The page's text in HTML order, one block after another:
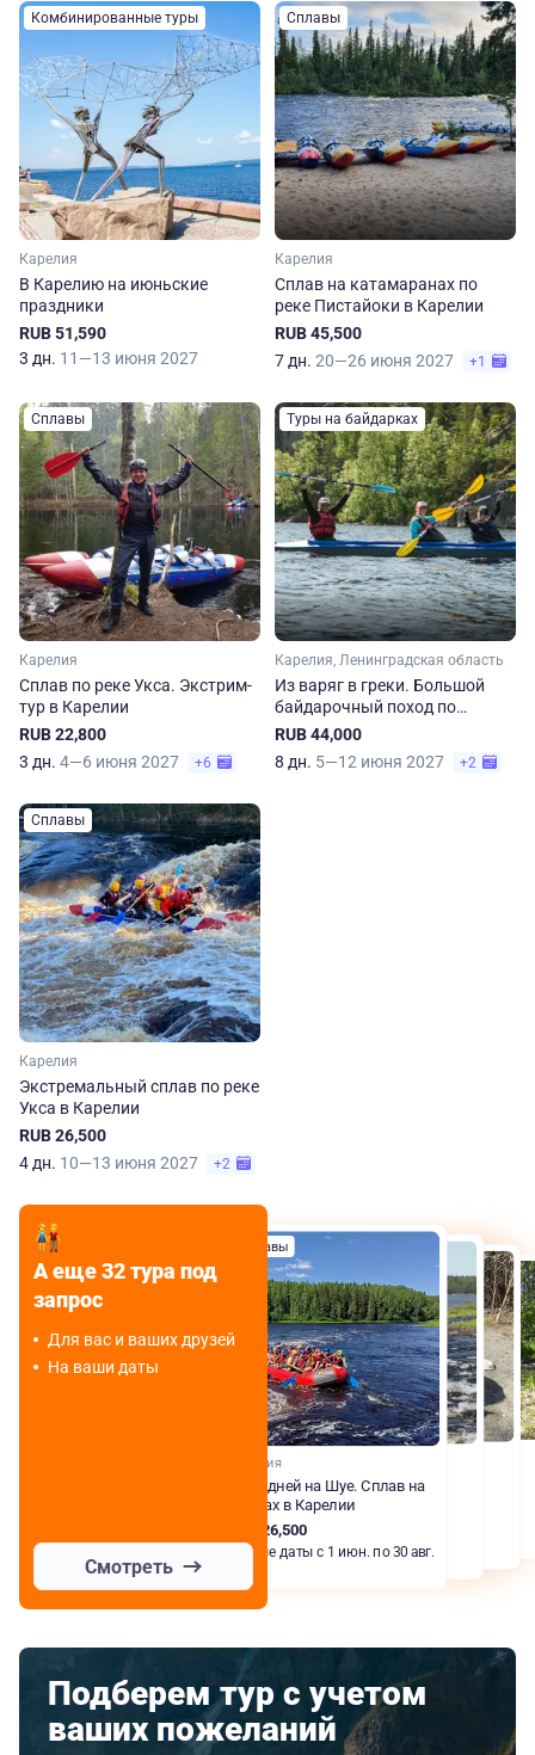
Комбинированные туры
Карелия
В Карелию на июньские
праздники
RUB 51,590
3 дн. 11—13 июня 2027
Сплавы
Карелия
Сплав на катамаранах по
реке Пистайоки в Карелии
RUB 45,500
7 дн. 20—26 июня 2027 +1
Сплавы
Карелия
Сплав по реке Укса. Экстрим-
тур в Карелии
RUB 22,800
3 дн. 4—6 июня 2027 +6
Туры на байдарках
Карелия, Ленинградская область
Из варяг в греки. Большой
байдарочный поход по
Карелии
RUB 44,000
8 дн. 5—12 июня 2027 +2
Сплавы
Карелия
Экстремальный сплав по реке
Укса в Карелии
RUB 26,500
4 дн. 10—13 июня 2027 +2
А еще 32 тура под
запрос
Для вас и ваших друзей
На ваши даты
Смотреть
Сплавы
Карелия
Пять дней на Шуе. Сплав на
рафтах в Карелии
RUB 26,500
Любые даты с 1 июн. по 30 авг.
Сплавы
Комбинированные туры
Джип-туры
Подберем тур с учетом
ваших пожеланий